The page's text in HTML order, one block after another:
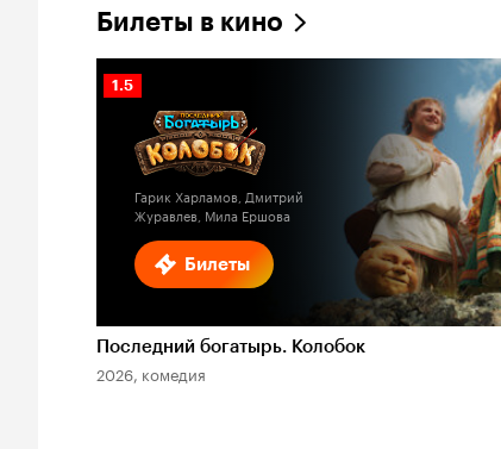
Билеты в кино
Билеты
Рейтинг
Кинопоиска
1.5
Гарик Харламов, Дмитрий
Журавлев, Мила Ершова
Последний богатырь. Колобок
2026, комедия